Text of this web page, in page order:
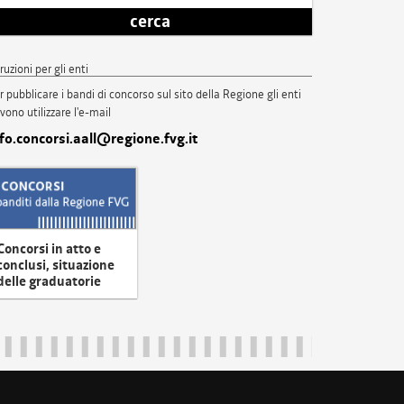
cerca
per gli enti
pubblicare i bandi di concorso sul sito della Regione gli enti
utilizzare l'e-mail
in atto e
situazione
graduatorie